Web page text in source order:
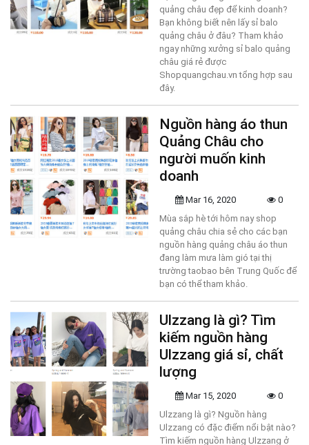
quảng châu đẹp để kinh doanh?
Bạn không biết nên lấy sỉ balo
quảng châu ở đâu? Tham khảo
ngay những xưởng sỉ balo quảng
châu giá rẻ được
Shopquangchau.vn tổng hợp sau
đây.
Nguồn hàng áo thun
Quảng Châu cho
người muốn kinh
doanh
Mar 16, 2020
0
Mùa sắp hè tới hôm nay shop
quảng châu chia sẻ cho các bạn
nguồn hàng quảng châu áo thun
đang làm mưa làm gió tại thị
trường taobao bên Trung Quốc để
bạn có thể tham khảo.
Ulzzang là gì? Tìm
kiếm nguồn hàng
Ulzzang giá sỉ, chất
lượng
Mar 15, 2020
0
Ulzzang là gì? Nguồn hàng
Ulzzang có đặc điểm nổi bật nào?
Tìm kiếm nguồn hàng Ulzzang ở